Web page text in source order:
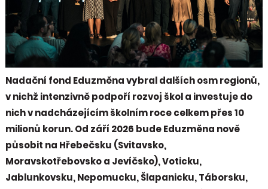
Nadační fond Eduzměna vybral dalších osm regionů,
v nichž intenzivně podpoří rozvoj škol a investuje do
nich v nadcházejícím školním roce celkem přes 10
milionů korun. Od září 2026 bude Eduzměna nově
působit na Hřebečsku (Svitavsko,
Moravskotřebovsko a Jevíčsko), Voticku,
Jablunkovsku, Nepomucku, Šlapanicku, Táborsku,